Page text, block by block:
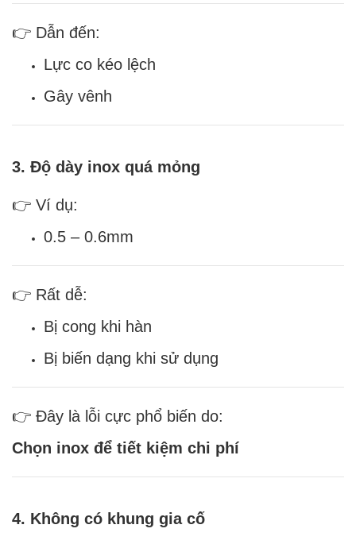
👉 Dẫn đến:
Lực co kéo lệch
Gây vênh
3. Độ dày inox quá mỏng
👉 Ví dụ:
0.5 – 0.6mm
👉 Rất dễ:
Bị cong khi hàn
Bị biến dạng khi sử dụng
👉 Đây là lỗi cực phổ biến do:
Chọn inox để tiết kiệm chi phí
4. Không có khung gia cố